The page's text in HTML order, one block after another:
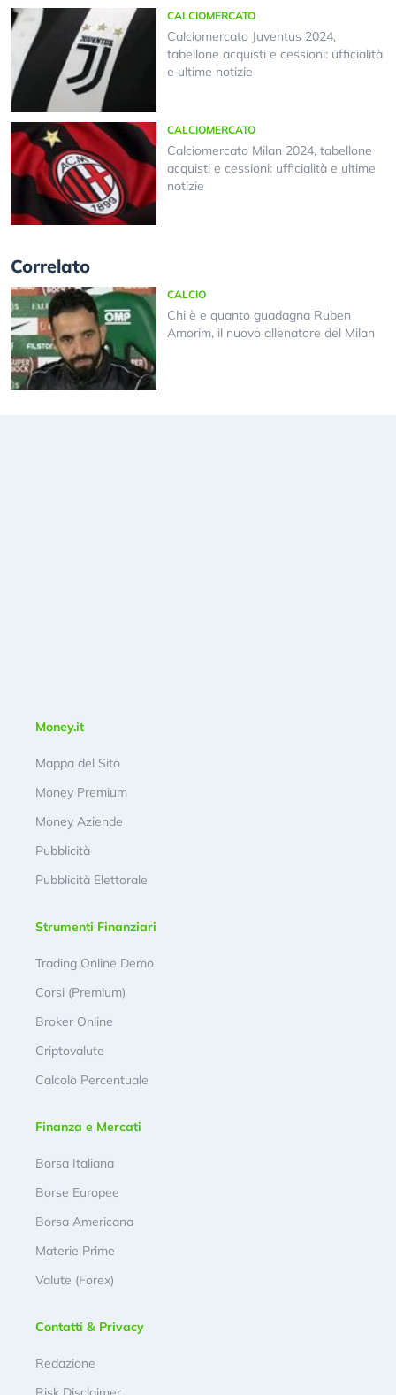
CALCIOMERCATO
Calciomercato Juventus 2024,
tabellone acquisti e cessioni: ufficialità
e ultime notizie
CALCIOMERCATO
Calciomercato Milan 2024, tabellone
acquisti e cessioni: ufficialità e ultime
notizie
Correlato
CALCIO
Chi è e quanto guadagna Ruben
Amorim, il nuovo allenatore del Milan
Money.it
Mappa del Sito
Money Premium
Money Aziende
Pubblicità
Pubblicità Elettorale
Strumenti Finanziari
Trading Online Demo
Corsi (Premium)
Broker Online
Criptovalute
Calcolo Percentuale
Finanza e Mercati
Borsa Italiana
Borse Europee
Borsa Americana
Materie Prime
Valute (Forex)
Contatti & Privacy
Redazione